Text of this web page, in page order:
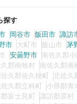
探す
岡谷市 飯田市 諏訪
市 大町市 飯山市 茅
安曇野市
南佐久郡
郡南牧村
南佐久郡南
佐久郡佐久穂町
北佐
佐久郡立科町 小県郡青
富士見町 諏訪郡原村